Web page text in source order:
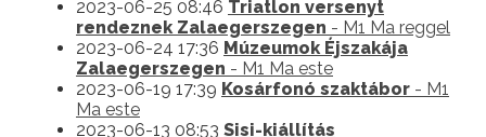
2023-06-25 08:46 Triatlon versenyt
rendeznek Zalaegerszegen - M1 Ma reggel
2023-06-24 17:36 Múzeumok Éjszakája
Zalaegerszegen - M1 Ma este
2023-06-19 17:39 Kosárfonó szaktábor - M1
Ma este
2023-06-13 08:53 Sisi-kiállítás